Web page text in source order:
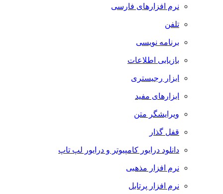
نرم افزارهای فارسی
تلفن
برنامه نویسی
بازیابی اطلاعات
ابزار رجیستری
ابزارهای مفید
ویرایشگر متن
قفل گذار
دانلود درایور کامپیوتر و درایور لپ تاپ
نرم افزار مذهبی
نرم افزار پرتابل